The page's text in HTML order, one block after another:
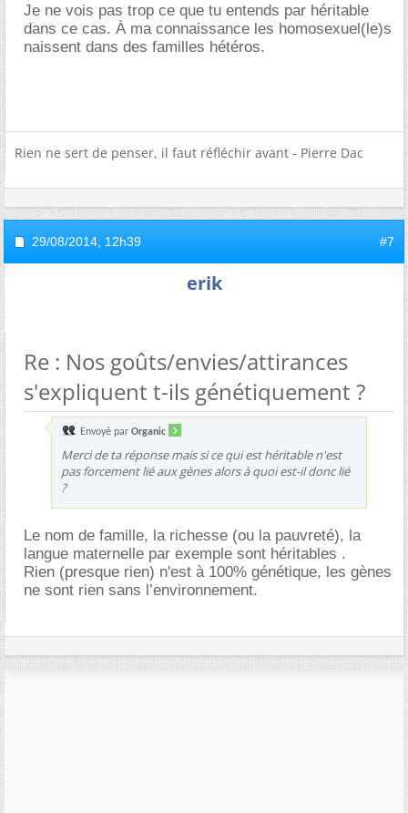
Je ne vois pas trop ce que tu entends par héritable
dans ce cas. À ma connaissance les homosexuel(le)s
naissent dans des familles hétéros.
Rien ne sert de penser, il faut réfléchir avant - Pierre Dac
29/08/2014, 12h39 #7
erik
Re : Nos goûts/envies/attirances
s'expliquent t-ils génétiquement ?
Envoyé par Organic
Merci de ta réponse mais si ce qui est héritable n'est
pas forcement lié aux gènes alors à quoi est-il donc lié
?
Le nom de famille, la richesse (ou la pauvreté), la
langue maternelle par exemple sont héritables .
Rien (presque rien) n'est à 100% génétique, les gènes
ne sont rien sans l’environnement.